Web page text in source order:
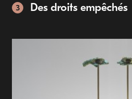
3
Des droits empêchés